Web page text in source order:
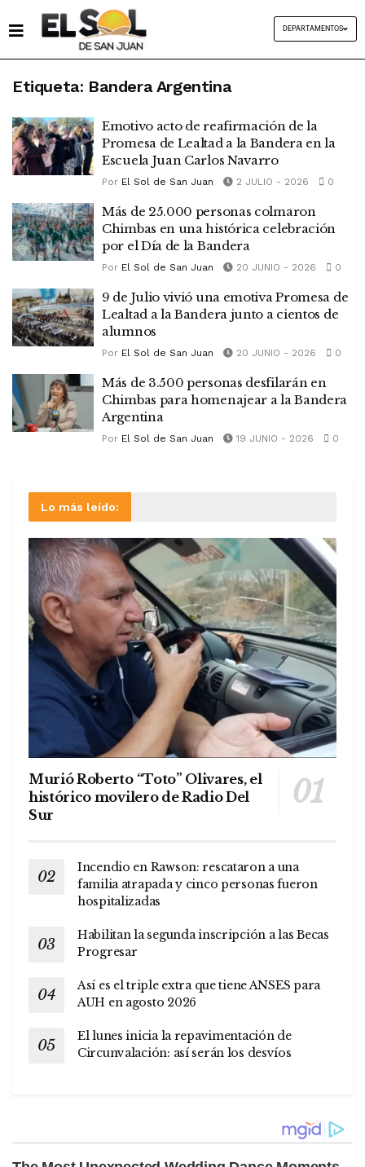
DEPARTAMENTOS
Etiqueta: Bandera Argentina
Emotivo acto de reafirmación de la
Promesa de Lealtad a la Bandera en la
Escuela Juan Carlos Navarro
Por El Sol de San Juan 2 JULIO - 2026 0
Más de 25.000 personas colmaron
Chimbas en una histórica celebración
por el Día de la Bandera
Por El Sol de San Juan 20 JUNIO - 2026 0
9 de Julio vivió una emotiva Promesa de
Lealtad a la Bandera junto a cientos de
alumnos
Por El Sol de San Juan 20 JUNIO - 2026 0
Más de 3.500 personas desfilarán en
Chimbas para homenajear a la Bandera
Argentina
Por El Sol de San Juan 19 JUNIO - 2026 0
Lo más leído:
Murió Roberto “Toto” Olivares, el
histórico movilero de Radio Del
Sur
Incendio en Rawson: rescataron a una
familia atrapada y cinco personas fueron
hospitalizadas
Habilitan la segunda inscripción a las Becas
Progresar
Así es el triple extra que tiene ANSES para
AUH en agosto 2026
El lunes inicia la repavimentación de
Circunvalación: así serán los desvíos